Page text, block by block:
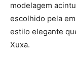
modelagem
escolhido pela
estilo elegante
Xuxa.